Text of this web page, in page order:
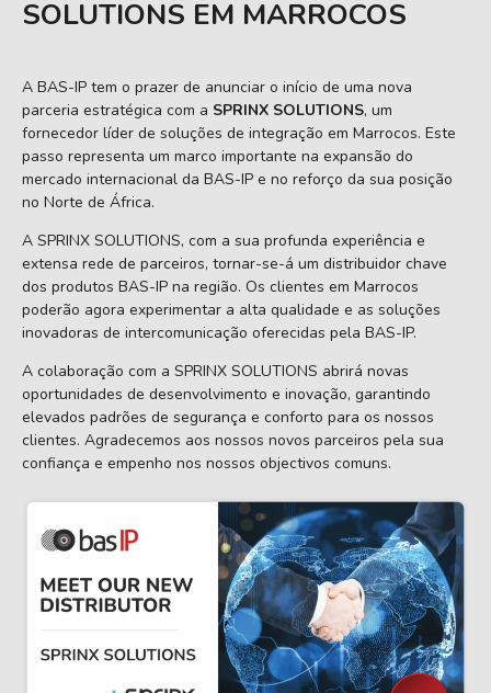
SOLUTIONS EM MARROCOS
A BAS-IP tem o prazer de anunciar o início de uma nova
parceria estratégica com a SPRINX SOLUTIONS, um
fornecedor líder de soluções de integração em Marrocos. Este
passo representa um marco importante na expansão do
mercado internacional da BAS-IP e no reforço da sua posição
no Norte de África.
A SPRINX SOLUTIONS, com a sua profunda experiência e
extensa rede de parceiros, tornar-se-á um distribuidor chave
dos produtos BAS-IP na região. Os clientes em Marrocos
poderão agora experimentar a alta qualidade e as soluções
inovadoras de intercomunicação oferecidas pela BAS-IP.
A colaboração com a SPRINX SOLUTIONS abrirá novas
oportunidades de desenvolvimento e inovação, garantindo
elevados padrões de segurança e conforto para os nossos
clientes. Agradecemos aos nossos novos parceiros pela sua
confiança e empenho nos nossos objectivos comuns.